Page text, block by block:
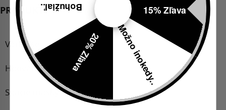
PRODUKTY
Vankúše
Hodváb
Spacie masky
15% Zľava
Možno inokedy..
20% Zľava
Bohužiaľ..